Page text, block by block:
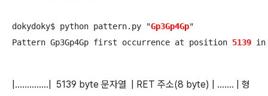
dokydoky$ python pattern.py "Gp3Gp4Gp"
Pattern Gp3Gp4Gp first occurrence at position 5139
|..............| 5139 byte 문자열 | RET 주소(8 byte) | ....... | 형